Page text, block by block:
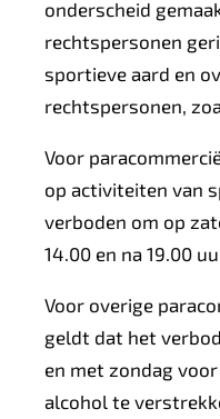
onderscheid
rechtspersonen
sportieve aard en
rechtspersonen,
Voor
op activiteiten van
verboden om op
14.00 en na 19.00
Voor overige
geldt dat het
en met zondag
alcohol te